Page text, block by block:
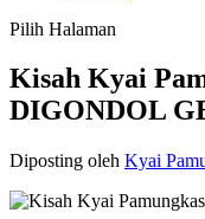
Pilih Halaman
Kisah Kyai
DIGONDOL
Diposting oleh Kyai